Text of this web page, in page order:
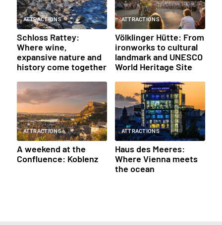
ATTRACTIONS
Schloss Rattey:
Where wine,
expansive nature and
history come together
ATTRACTIONS
Völklinger Hütte: From
ironworks to cultural
landmark and UNESCO
World Heritage Site
ATTRACTIONS
A weekend at the
Confluence: Koblenz
ATTRACTIONS
Haus des Meeres:
Where Vienna meets
the ocean